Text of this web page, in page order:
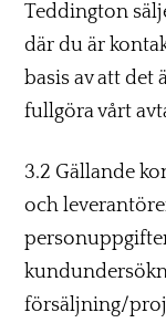
Teddington
där du är
basis av att det
fullgöra vårt
3.2 Gällande
och
försäljning/